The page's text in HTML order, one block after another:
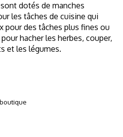
dotés de manches
les tâches de cuisine qui
pour des tâches plus fines ou
hacher les herbes, couper,
et les légumes.